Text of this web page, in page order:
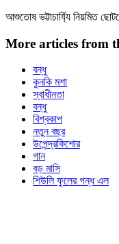
আশুতোষ ভট্টাচার্য্যি নিয়মিত
More articles from
বন্ধু
কুনকি মশা
স্বাধীনতা
বন্ধু
বিশ্বকাপ
নতুন বছর
উপেন্দ্রকিশোর
গান
বড় মাসি
শিউলি ফুলের গন্ধ এল